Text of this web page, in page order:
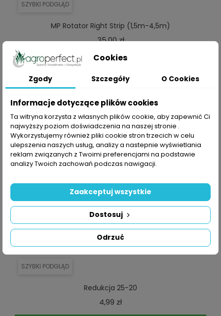
SZYBKI PODGLĄD
MP Rotator Right Strip (1,5m-4,5m)
35,00 złCena
DODAJ DO KOSZYKA
SZYBKI PODGLĄD
Redukcja 25-20
4,99 złCena
Cookies
Zgody Szczegóły O Cookies
Informacje dotyczące plików cookies
Ta witryna korzysta z własnych plików cookie, aby zapewnić Ci
najwyższy poziom doświadczenia na naszej stronie .
Wykorzystujemy również pliki cookie stron trzecich w celu
ulepszenia naszych usług, analizy a nastepnie wyświetlania
reklam związanych z Twoimi preferencjami na podstawie
analizy Twoich zachowań podczas nawigacji.
Odrzuć
Dostosuj
Zaakceptuj wszystkie